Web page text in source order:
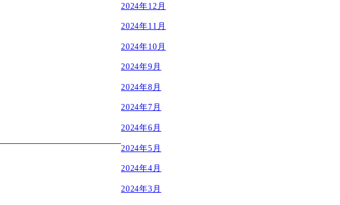
2024年12月
2024年11月
2024年10月
2024年9月
2024年8月
2024年7月
2024年6月
2024年5月
2024年4月
2024年3月